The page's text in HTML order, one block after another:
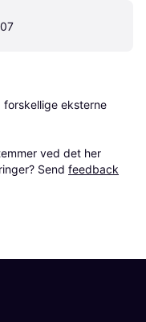
eksterne
ved det her
Send feedback